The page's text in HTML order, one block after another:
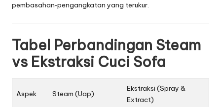
pembasahan‑pengangkatan yang terukur.
Tabel Perbandingan Steam
vs Ekstraksi Cuci Sofa
Aspek Steam (Uap)
Ekstraksi (Spray &
Extract)